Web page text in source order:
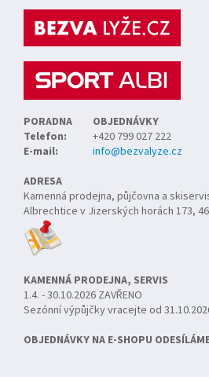
PORADNA
OBJEDNÁVKY
Telefon:
+420 799 027 222
E-mail:
info@bezvalyze.cz
ADRESA
Kamenná prodejna, půjčovna a
Albrechtice v Jizerských horách 173,
KAMENNÁ PRODEJNA, SERVIS
1.4. - 30.10.2026 ZAVŘENO
Sezónní výpůjčky vracejte od
OBJEDNÁVKY NA E-SHOPU